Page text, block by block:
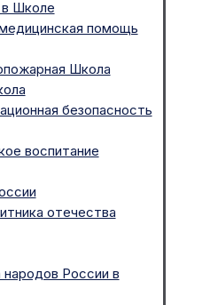
Школе
помощь
Школа
безопасность
воспитание
отечества
России в